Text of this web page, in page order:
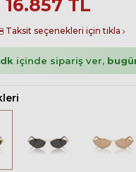
16.857 TL
Taksit seçenekleri için tıkla
içinde sipariş ver,